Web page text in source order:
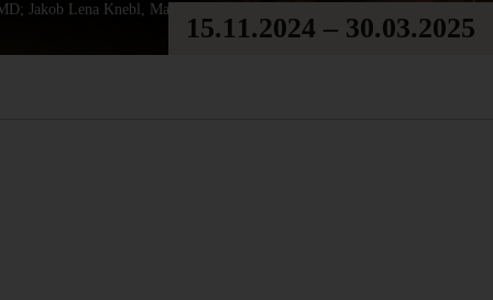
Jakob Lena Knebl, Marina Abramović, César, VG Bild-
15.11.2024 – 30.03.2025